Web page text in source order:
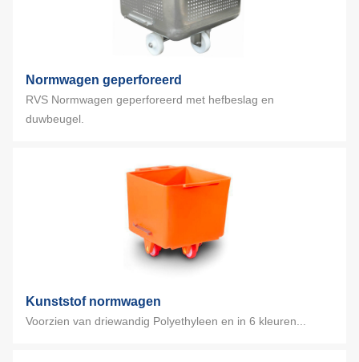
Normwagen geperforeerd
RVS Normwagen geperforeerd met hefbeslag en
duwbeugel.
Kunststof normwagen
Voorzien van driewandig Polyethyleen en in 6 kleuren...